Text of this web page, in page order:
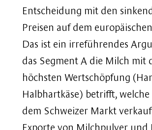
Entscheidung mit den
Preisen auf dem
Das ist ein irreführendes
das Segment A die Milch mit
höchsten Wertschöpfung
Halbhartkäse) betrifft,
dem Schweizer Markt
Exporte von Milchpulver und